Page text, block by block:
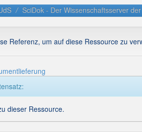
SciDok - Der Wissenschaftsserver
Referenz, um auf diese Ressource zu
dieser Ressource.